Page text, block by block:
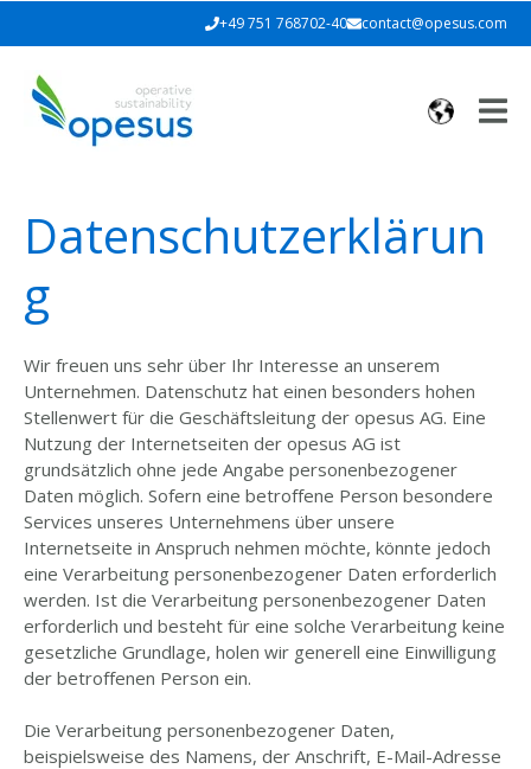
+49 751 768702-40 contact@opesus.com
Datenschutzerklärun
g
Wir freuen uns sehr über Ihr Interesse an unserem
Unternehmen. Datenschutz hat einen besonders hohen
Stellenwert für die Geschäftsleitung der opesus AG. Eine
Nutzung der Internetseiten der opesus AG ist
grundsätzlich ohne jede Angabe personenbezogener
Daten möglich. Sofern eine betroffene Person besondere
Services unseres Unternehmens über unsere
Internetseite in Anspruch nehmen möchte, könnte jedoch
eine Verarbeitung personenbezogener Daten erforderlich
werden. Ist die Verarbeitung personenbezogener Daten
erforderlich und besteht für eine solche Verarbeitung keine
gesetzliche Grundlage, holen wir generell eine Einwilligung
der betroffenen Person ein.
Die Verarbeitung personenbezogener Daten,
beispielsweise des Namens, der Anschrift, E-Mail-Adresse